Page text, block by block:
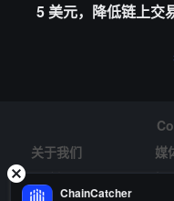
5 美元，降低链上交
关于我们
媒
风险提示
招
ChainCatcher